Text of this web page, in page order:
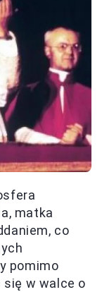
matka
co
pomimo
się w walce o